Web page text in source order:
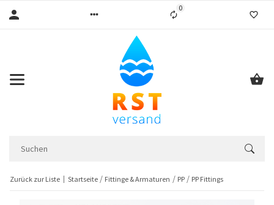
0Liste ist leer
Zurück zur Liste Startseite Fittinge & Armaturen PP PP Fittings